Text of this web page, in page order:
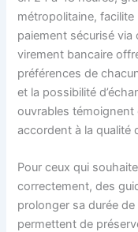
métropolitaine, facilite
paiement sécurisé via
virement bancaire
préférences de
et la possibilité
ouvrables témoignent
accordent à la qualité
Pour ceux qui
correctement, des
prolonger sa durée
permettent de